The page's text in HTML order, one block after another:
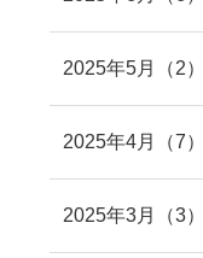
2025年5月（2）
2025年4月（7）
2025年3月（3）